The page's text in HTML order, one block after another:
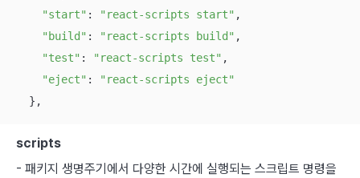
"start" : "react-scripts start" ,
"build" : "react-scripts build" ,
"test" : "react-scripts test" ,
"eject" :
"react-scripts eject"
  },
scripts
- 패키지 생명주기에서 다양한 시간에 실행되는 스크립트 명령을